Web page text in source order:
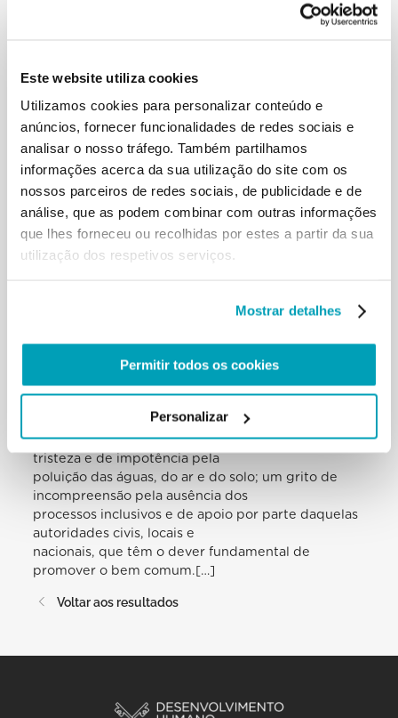
Este website utiliza cookies
Utilizamos cookies para personalizar conteúdo e
anúncios, fornecer funcionalidades de redes sociais e
analisar o nosso tráfego. Também partilhamos
informações acerca da sua utilização do site com os
nossos parceiros de redes sociais, de publicidade e de
análise, que as podem combinar com outras informações
que lhes forneceu ou recolhidas por estes a partir da sua
utilização dos respetivos serviços.
Mostrar detalhes
Permitir todos os cookies
Personalizar
companhias industriais, por artesãos ou agentes
trecho da Exortação apostólica
Evangelii gaudium (cf. 187-190), para fazer ressoar o
grito das numerosas pessoas,
famílias e comunidades que sofrem directa ou
indirectamente por causa das
consequências muitas vezes negativas das
actividades mineiras. Um grito pelos
terrenos perdidos; um grito pela extracção de
riquezas do solo que paradoxalmente
não produziu riqueza para as populações locais que
humanos, espezinhados
clamorosamente ou de forma discreta no que
concerne à saúde das populações, às
tráfico de pessoas que alimenta
o trágico fenómeno da prostituição; um grito de
tristeza e de impotência pela
poluição das águas, do ar e do solo; um grito de
incompreensão pela ausência dos
processos inclusivos e de apoio por parte daquelas
autoridades civis, locais e
nacionais, que têm o dever fundamental de
promover o bem comum.[…]
Voltar aos resultados